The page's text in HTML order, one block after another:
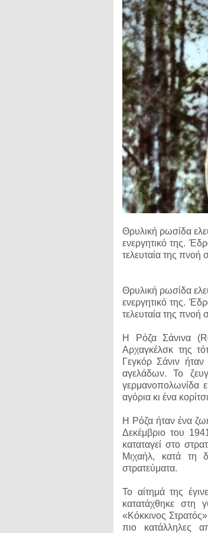
Θρυλική ρωσίδα
ενεργητικό της.
τελευταία της πνοή
Θρυλική ρωσίδα
ενεργητικό της.
τελευταία της πνοή
Η Ρόζα Σάνινα
Αρχαγκέλσκ της
Γεγκόρ Σάνιν
αγελάδων. Το
γερμανοπολωνίδα
αγόρια κι ένα
Η Ρόζα ήταν ένα
Δεκέμβριο του
καταταγεί στο
Μιχαήλ, κατά τη
στρατεύματα.
Το αίτημά της
κατατάχθηκε στη
«Κόκκινος
πιο κατάλληλες